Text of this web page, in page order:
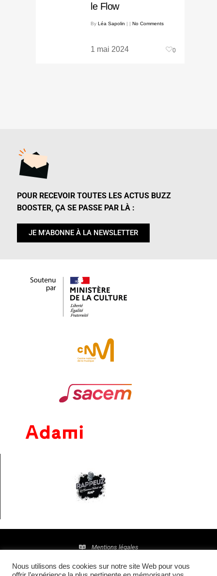
le Flow
By Léa Sapolin No Comments
1 mai 2024 0
POUR RECEVOIR TOUTES LES ACTUS BUZZ
BOOSTER, ÇA SE PASSE PAR LÀ :
JE M'ABONNE À LA NEWSLETTER
Mentions légales
Politique de confidentialité
Nous utilisons des cookies sur notre site Web pour vous